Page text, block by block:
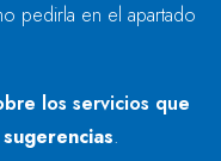
pedirla en el apartado
los servicios que
.